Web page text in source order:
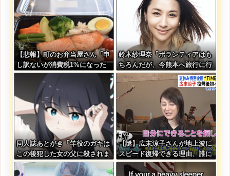
【悲報】町のお弁当屋さん「申
し訳ないが消費税1%になった
らその分商品代を値上げする
鈴木紗理奈「ボランティアはも
ちろんだが、今熊本へ旅行に行
くことも支援になる」
同人誌あとがき「竿役のガキは
この後犯した女の父に殺されま
す」
【謎】広末涼子さんが地上波に
スピード復帰できる理由、誰に
も分からない・・・